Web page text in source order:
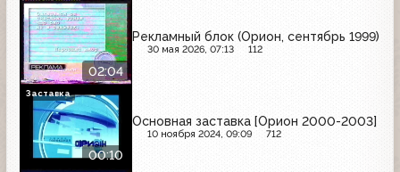
02:04
Рекламный блок (Орион, сентябрь 1999)
30 мая 2026, 07:13 112
00:10
Основная заставка [Орион 2000-2003]
10 ноября 2024, 09:09 712
Заставка